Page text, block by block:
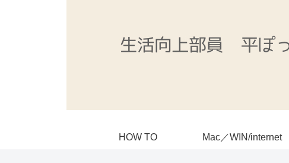
HOW TO Mac／WIN/internet